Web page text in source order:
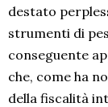
destato
strumenti di
conseguente
che, come ha
della fiscalità